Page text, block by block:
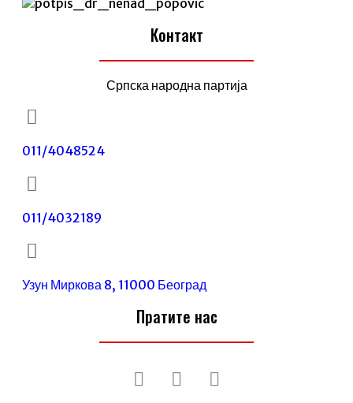
Контакт
Српска народна партија
011/4048524
011/4032189
Узун Миркова 8, 11000 Београд
Пратите нас